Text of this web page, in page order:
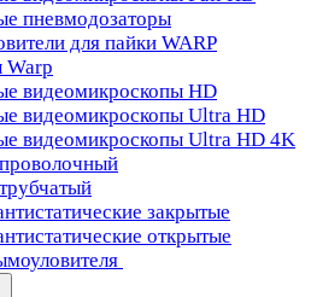
пневмодозаторы
для пайки WARP
Warp
видеомикроскопы HD
видеомикроскопы Ultra HD
видеомикроскопы Ultra HD 4K
закрытые
открытые